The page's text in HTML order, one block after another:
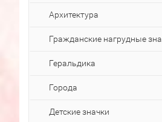
Архитектура
Гражданские нагрудные
Геральдика
Города
Детские значки